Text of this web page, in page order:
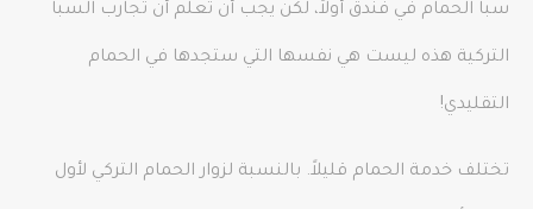
سبا الحمام في فندق أولاً، لكن يجب أن تعلم أن تجارب السبا
التركية هذه ليست هي نفسها التي ستجدها في الحمام
التقليدي!
تختلف خدمة الحمام قليلاً. بالنسبة لزوار الحمام التركي لأول